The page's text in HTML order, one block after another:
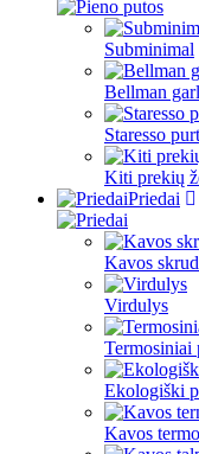
Subminimal
Bellman
Staresso
Kiti prekių
Priedai
Kavos
Virdulys
Termosiniai
Ekologiški
Kavos